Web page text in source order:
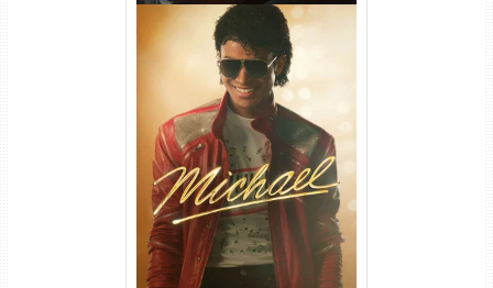
Michael Torrent (2026) WEB-
DL 1080p/4K Dual Áudio